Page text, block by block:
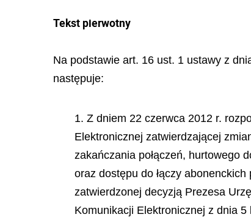
Tekst pierwotny
Na podstawie art. 16 ust. 1 ustawy z
następuje:
1. Z dniem 22 czerwca 2012 r.
Elektronicznej zatwierdzającej
zakańczania połączeń, hurtowego
oraz dostępu do łączy
zatwierdzonej decyzją Prezesa
Komunikacji Elektronicznej z dnia